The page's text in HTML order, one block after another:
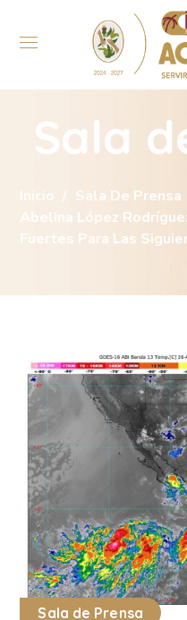
Sala
Inicio Sala De Prensa
Abelina López
Fuertes Para Las
Sala de Prensa